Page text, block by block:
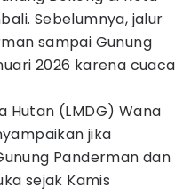
Sebelumnya, jalur
sampai Gunung
2026 karena cuaca
Hutan (LMDG) Wana
jika
Panderman dan
sejak Kamis